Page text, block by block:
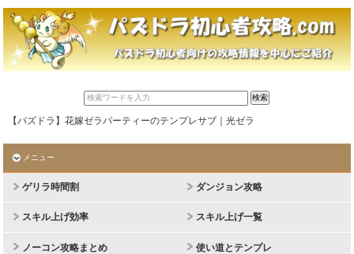
【パズドラ】花嫁ゼラパーティーのテンプレサブ｜光ゼラ
メニュー
ゲリラ時間割 ダンジョン攻略
スキル上げ効率 スキル上げ一覧
ノーコン攻略まとめ 使い道とテンプレ